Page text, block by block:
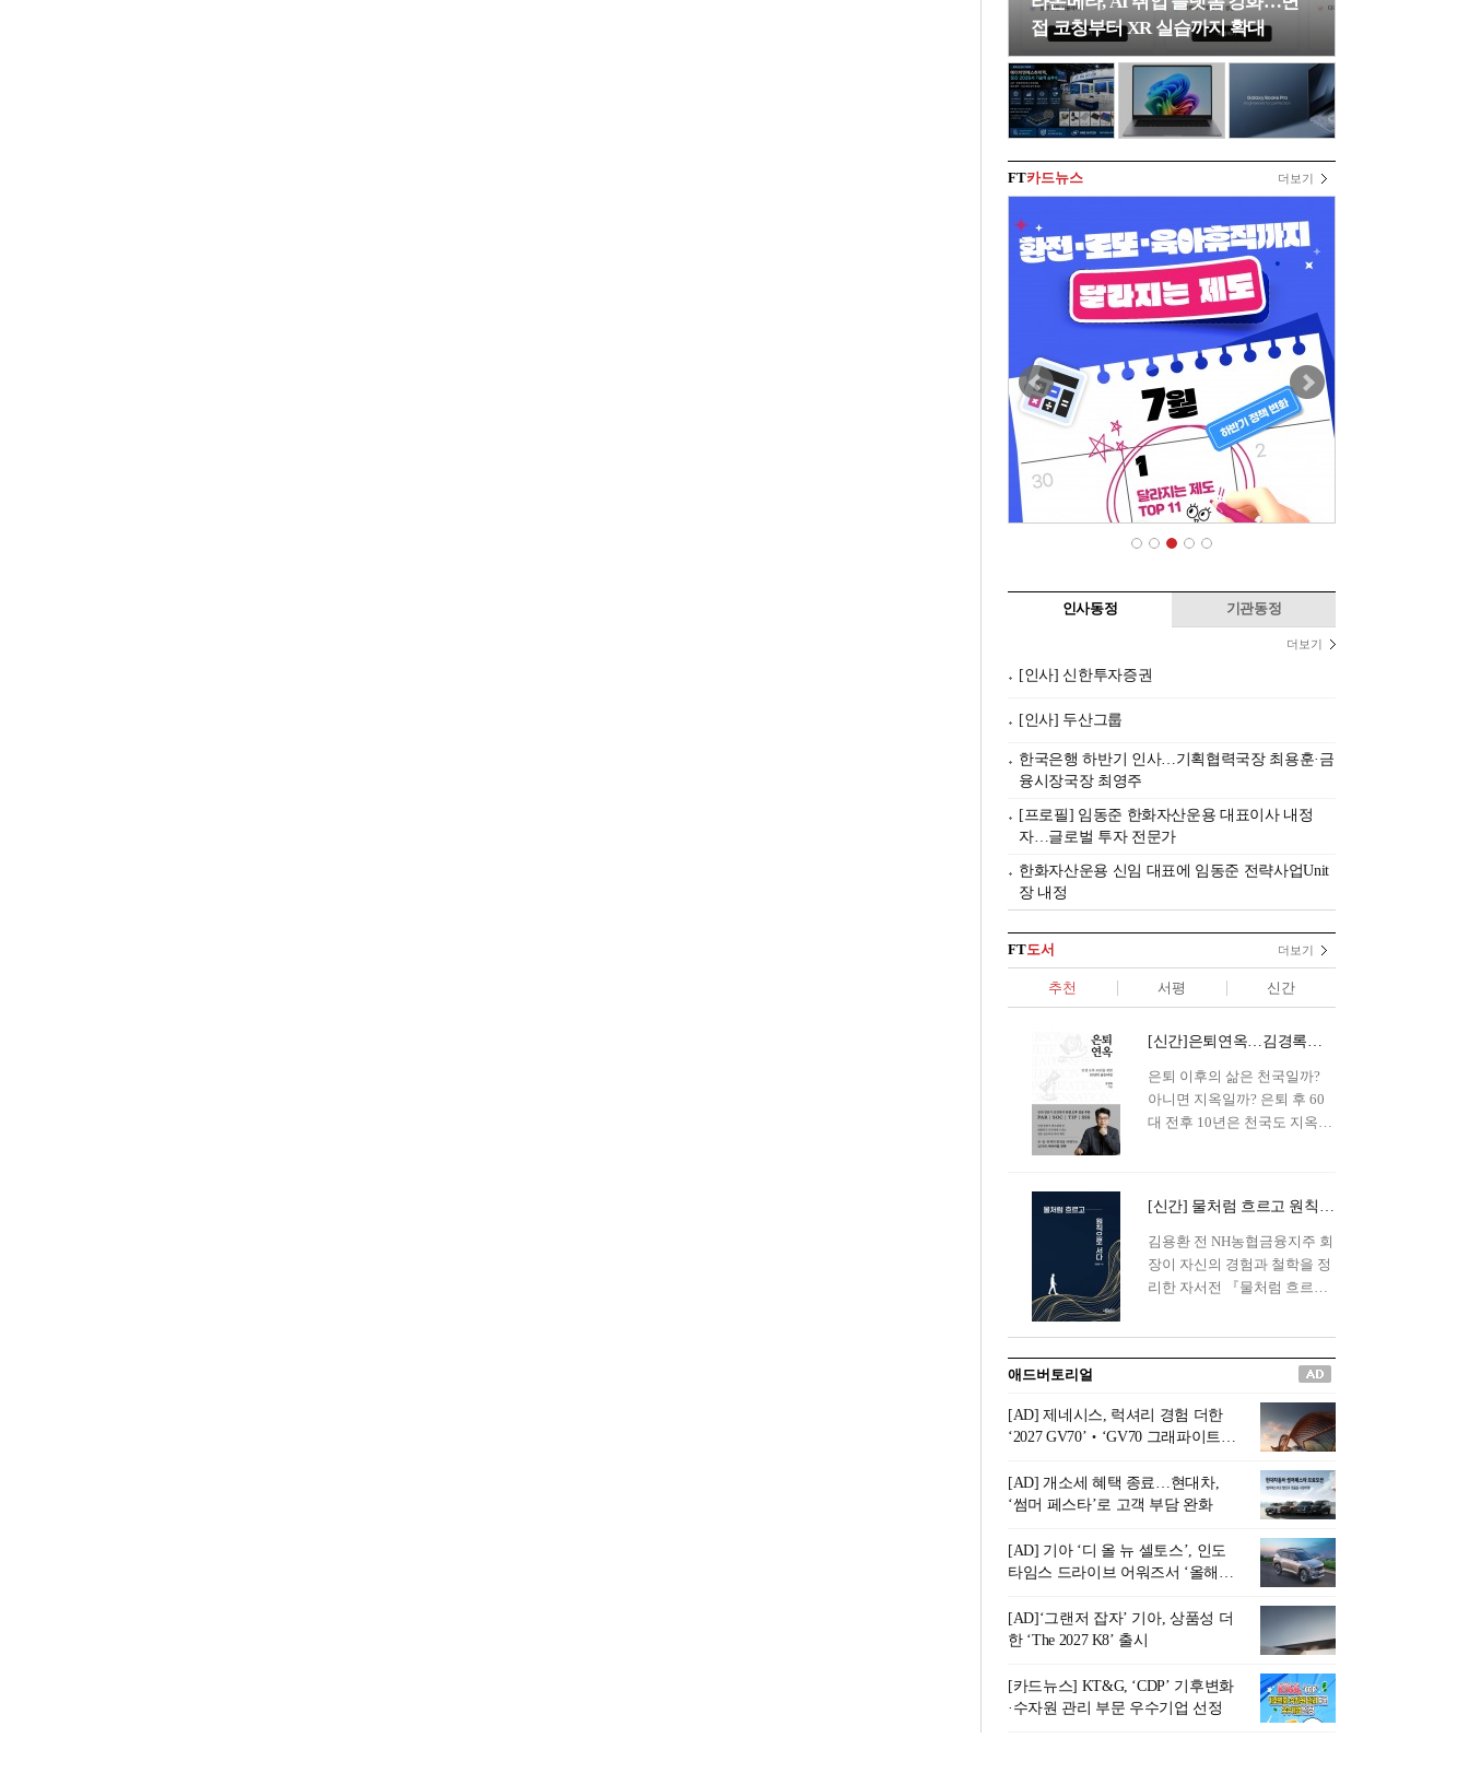
접 코칭부터 XR 실습까지 확대
FT카드뉴스 더보기
인사동정 기관동정
더보기
[인사] 신한투자증권
[인사] 두산그룹
한국은행 하반기 인사…기획협력국장 최용훈·금
융시장국장 최영주
[프로필] 임동준 한화자산운용 대표이사 내정
자…글로벌 투자 전문가
한화자산운용 신임 대표에 임동준 전략사업Unit
장 내정
FT도서 더보기
추천 서평 신간
[신간]은퇴연옥…김경록의 은퇴 후 삶의 나침반
은퇴 이후의 삶은 천국일까?
아니면 지옥일까? 은퇴 후 60
대 전후 10년은 천국도 지옥도
은퇴 설계를 가이드해 온 김경
록 옵투스자산운용의 고문이
신간 『은퇴연옥』을 내놓았
다.단테는 지옥을 '모든 희망을
록 고문은 새로운 시각을 제시
0년의 과도기는 지옥이 아니라
정화와 성장의 공간인 ‘은퇴연
옥(Purgatory)’이라는 것이다.
연옥은 고통스럽지만 끝이 있
으며, 준비를 통해 천국으로 나
아갈 수 있는 희망의 장소라고
말한
[신간] 물처럼 흐르고 원칙으로 서다…김용환의 통찰을 담다
김용환 전 NH농협금융지주 회
장이 자신의 경험과 철학을 정
리한 자서전 『물처럼 흐르고
통 관료 출신으로 한국 금융의
주요 변곡점마다 중요한 역할
을 하고 금융 경영인으로서 큰
족적을 남긴 김 전 회장이 후배
세대에게 전하는 삶의 조언을
담은 인생 노트다.『물처럼 흐
르고 원칙으로 서다』는 단순
한 자서전을 넘어, 실패를 두려
워하지 않는 용기와 자신에 대
한 믿음이 어떻게 삶을 풍요롭
게 만드는지를 보여주는 지혜
의 보고로 평가된다.김용환 전
회장은 “인생의 목표가 크더라
도 조급해하지 말고 작은 것부
터 하나 하나 성취해 나가
라”고 조언한다. 뼈아픈 실패
조차 성공의 뼈대가 된다는 긍
애드버토리얼
[AD] 제네시스, 럭셔리 경험 더한
‘2027 GV70’‧‘GV70 그래파이트’
[AD] 개소세 혜택 종료…현대차,
‘썸머 페스타’로 고객 부담 완화
[AD] 기아 ‘디 올 뉴 셀토스’, 인도
타임스 드라이브 어워즈서 ‘올해의
[AD]‘그랜저 잡자’ 기아, 상품성 더
한 ‘The 2027 K8’ 출시
[카드뉴스] KT&G, ‘CDP’ 기후변화
·수자원 관리 부문 우수기업 선정